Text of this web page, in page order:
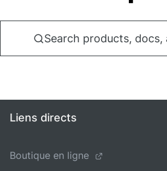
Search products, docs,
Liens directs
Boutique en ligne